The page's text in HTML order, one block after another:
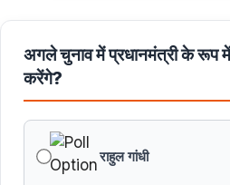
मध्यप्रदेश की खुशी का भारतीय फेंसिंग
अगले चुनाव में प्रधानमंत्री के रूप
करेंगे?
राहुल गांधी